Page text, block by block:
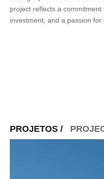
project reflects a
investment, and a passion
PROJETOS /